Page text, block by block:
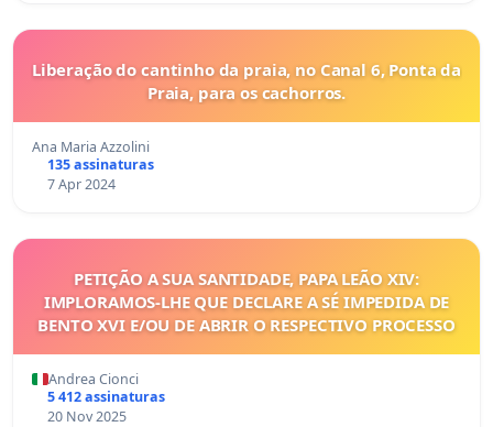
Liberação do cantinho da praia, no Canal 6, Ponta da
Praia, para os cachorros.
Ana Maria Azzolini
135 assinaturas
7 Apr 2024
PETIÇÃO A SUA SANTIDADE, PAPA LEÃO XIV:
IMPLORAMOS-LHE QUE DECLARE A SÉ IMPEDIDA DE
BENTO XVI E/OU DE ABRIR O RESPECTIVO PROCESSO
Andrea Cionci
5 412 assinaturas
20 Nov 2025